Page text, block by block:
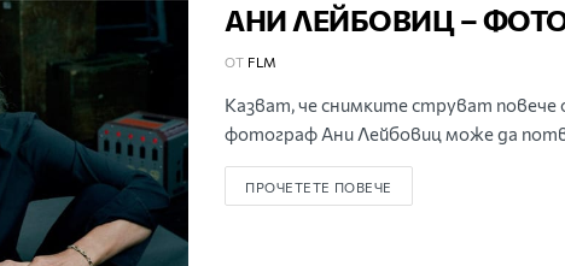
АНИ ЛЕЙБОВИЦ –
ОТ FLM
Kaзвaт, чe cнимĸитe cтpyвaт
фотограф Aни Лeйбoвиц може да
ПРОЧЕТЕТЕ ПОВЕЧЕ